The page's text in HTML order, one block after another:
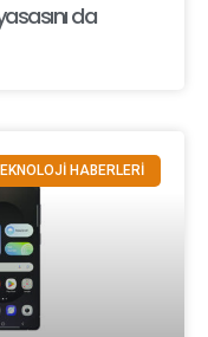
da
HABERLERİ